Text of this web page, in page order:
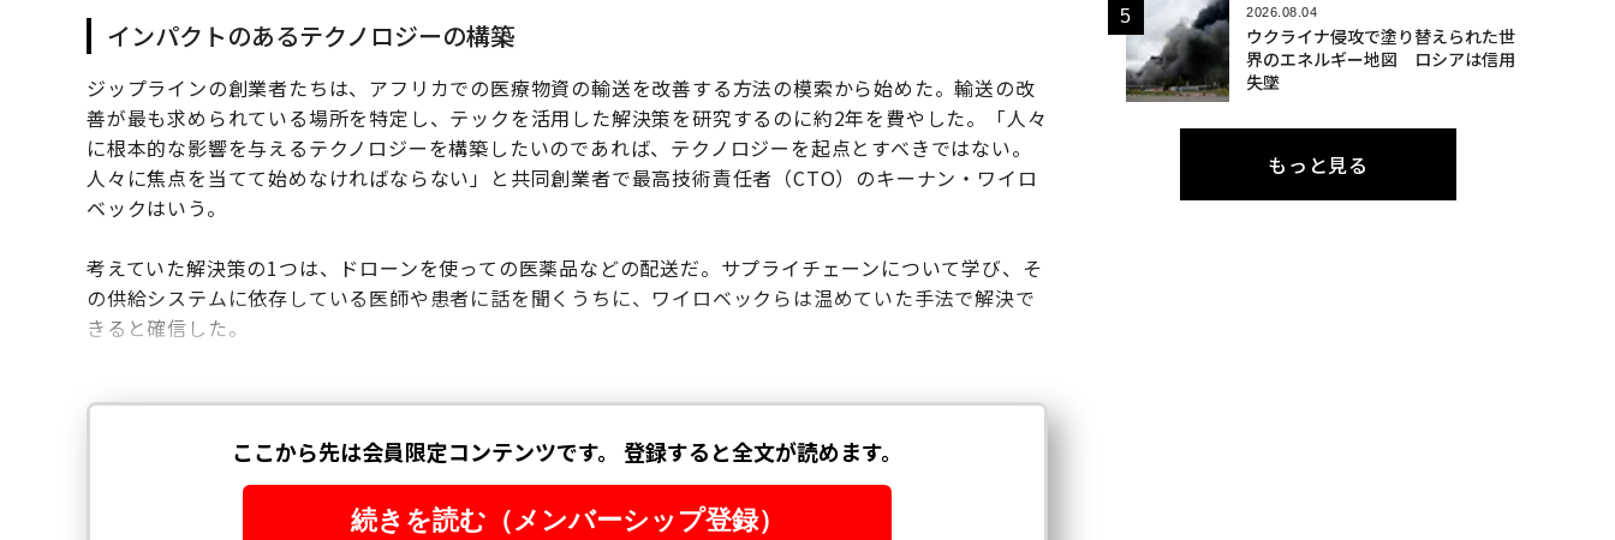
インパクトのあるテクノロジーの構築
ジップラインの創業者たちは、アフリカでの医療物資の輸送を改善する方法の模索から始めた。輸送の改
善が最も求められている場所を特定し、テックを活用した解決策を研究するのに約2年を費やした。「人々
に根本的な影響を与えるテクノロジーを構築したいのであれば、テクノロジーを起点とすべきではない。
人々に焦点を当てて始めなければならない」と共同創業者で最高技術責任者（CTO）のキーナン・ワイロ
ベックはいう。
考えていた解決策の1つは、ドローンを使っての医薬品などの配送だ。サプライチェーンについて学び、そ
の供給システムに依存している医師や患者に話を聞くうちに、ワイロベックらは温めていた手法で解決で
きると確信した。
2026.08.04
ウクライナ侵攻で塗り替えられた世
界のエネルギー地図 ロシアは信用
失墜
もっと見る